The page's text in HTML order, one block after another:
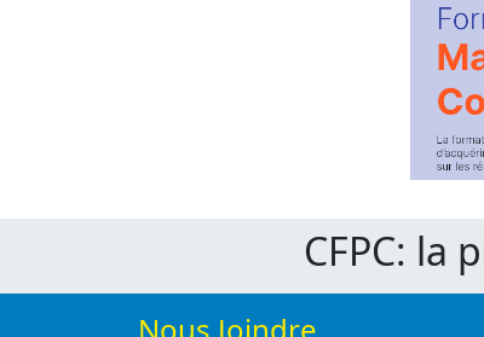
CFPC: la
Nous Joindre